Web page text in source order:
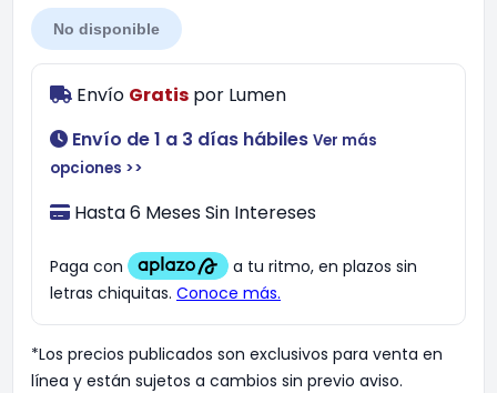
No disponible
Envío Gratis por Lumen
Envío de 1 a 3 días hábiles Ver más
opciones >>
Hasta 6 Meses Sin Intereses
*Los precios publicados son exclusivos para venta en
línea y están sujetos a cambios sin previo aviso.